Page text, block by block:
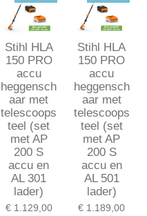
Stihl HLA
150 PRO
accu
heggensch
aar met
telescoops
teel (set
met AP
200 S
accu en
AL 301
lader)
€ 1.129,00
Stihl HLA
150 PRO
accu
heggensch
aar met
telescoops
teel (set
met AP
200 S
accu en
AL 501
lader)
€ 1.189,00